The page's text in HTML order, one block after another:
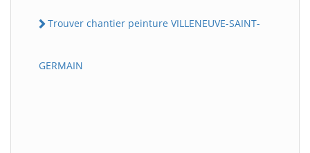
Trouver chantier peinture VILLENEUVE-SAINT-
GERMAIN